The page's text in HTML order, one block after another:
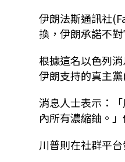
伊朗法斯通訊社
換，伊朗承諾不
根據這名以色列
伊朗支持的真主
消息人士表示：
內所有濃縮鈾。
川普則在社群平